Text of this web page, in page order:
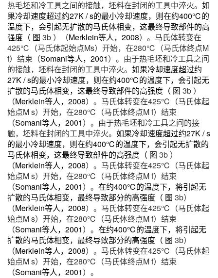
热毛坯和冷工具之间的接触，坯料在封闭的工具中淬火。 如
果冷却速度超过约27K / s的最小冷却速度，则在约400℃的
温度下，会引起无扩散的马氏体相变，这最终导致部件的高
强度（ 图 3b ）（Merklein等人，2008）。马氏体转变在
425℃（马氏体起始点Ms）开始，在280℃（马氏体终点M
f）结束（Somani等人，2001）。由于热毛坯和冷工具之间
的接触，坯料在封闭的工具中淬火。 如果冷却速度超过约
27K / s的最小冷却速度，则在约400℃的温度下，会引起无
扩散的马氏体相变，这最终导致部件的高强度（ 图 3b ）
（Merklein等人，2008）。马氏体转变在425℃（马氏体起
始点M s）开始，在280℃（马氏体终点M f）结束
（Somani等人，2001）。由于热毛坯和冷工具之间的接
触，坯料在封闭的工具中淬火。 如果冷却速度超过约27K / s
的最小冷却速度，则在约400℃的温度下，会引起无扩散的
马氏体相变，这最终导致部件的高强度（ 图 3b ）
（Merklein等人，2008）。马氏体转变在425℃（马氏体起
始点M s）开始，在280℃（马氏体终点M f）结束
（Somani等人，2001）。 在约400℃的温度下，将引起无
扩散的马氏体相变，最终导致部分的高强度（ 图 3b）
（Merklein等人，2008）。马氏体转变在425℃（马氏体起
始点M s）开始，在280℃（马氏体终点M f）结束
（Somani等人，2001）。 在约400℃的温度下，将引起无
扩散的马氏体相变，最终导致部分的高强度（ 图 3b）
（Merklein等人，2008）。马氏体转变在425℃（马氏体起
始点M s）开始，在280℃（马氏体终点M f）结束
（Somani等人，2001）。